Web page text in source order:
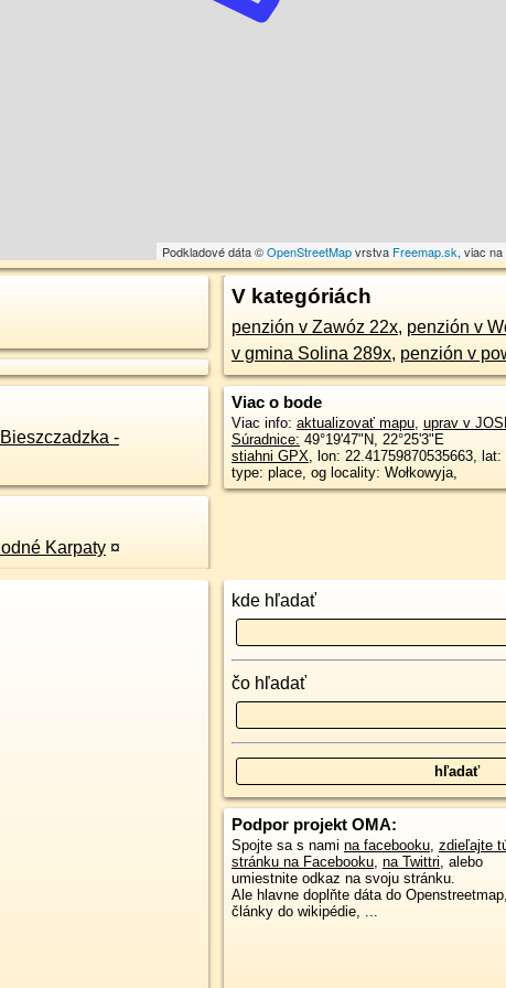
Podkladové dáta ©OpenStreetMapvrstva Freemap.sk, viac na
-
Karpaty ¤
V kategóriách
penzión v Zawóz 22x, penzión v
v gmina Solina 289x, penzión v
Viac o bode
Viac info: aktualizovať mapu, uprav v
Súradnice: 49°19'47"N, 22°25'3"E
stiahni GPX, lon: 22.41759870535663,
type: place, og locality: Wołkowyja,
kde hľadať
čo hľadať
Podpor projekt OMA:
Spojte sa s nami na facebooku, zdieľajte
stránku na Facebooku, na Twittri, alebo
umiestnite odkaz na svoju stránku.
Ale hlavne doplňte dáta do Openstreetmap,
články do wikipédie, ...